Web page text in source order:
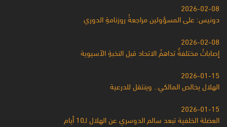
2026-02-08
دونيس: على المسؤولين مراجعةُ روزنامةِ الدوري
2026-02-08
إصاباتُ مختلفةٌ تداهمُ الاتحاد قبل النخبةِ الآسيوية
2026-01-15
الهلال يخالص المالكي.. وينتقل للدرعية
2026-01-15
العضلة الخلفية تبعد سالم الدوسري عن الهلال لـ10 أيام